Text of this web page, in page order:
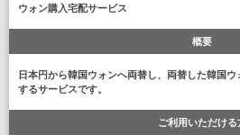
ウォン購入宅配サービス
概要
日本円から韓国ウォンへ両替し、両替した韓国
するサービスです。
ご利用いただける